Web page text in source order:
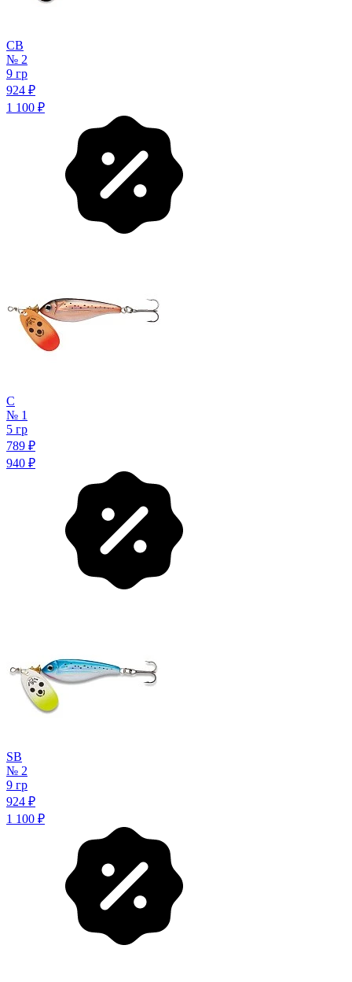
CB
№ 2
9 гр
924 ₽
1 100 ₽
C
№ 1
5 гр
789 ₽
940 ₽
SB
№ 2
9 гр
924 ₽
1 100 ₽